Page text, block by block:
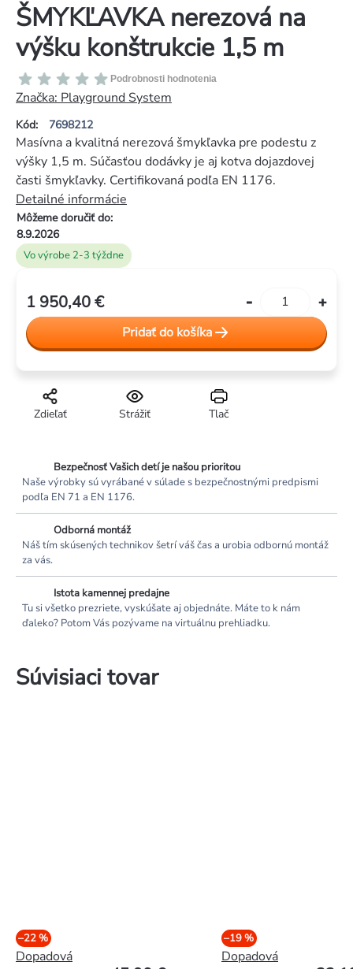
ŠMYKĽAVKA nerezová na
výšku konštrukcie 1,5 m
Kód: 7698212
Priemerné
hodnotenie
produktu
je
0,0
z
5
hviezdičiek.
Podrobnosti hodnotenia
Značka: Playground System
Vo výrobe 2-3 týždne
Môžeme doručiť do:
8.9.2026
Masívna a kvalitná nerezová šmykľavka pre podestu z
výšky 1,5 m. Súčasťou dodávky je aj kotva dojazdovej
časti šmykľavky. Certifikovaná podľa EN 1176.
Detailné informácie
Tlač
Strážiť
Zdieľať
1 950,40 €
cena:
Pridať do košíka
Bezpečnosť Vašich detí je našou prioritou
Naše výrobky sú vyrábané v súlade s bezpečnostnými predpismi
podľa EN 71 a EN 1176.
Odborná montáž
Náš tím skúsených technikov šetrí váš čas a urobia odbornú montáž
za vás.
Istota kamennej predajne
Tu si všetko prezriete, vyskúšate aj objednáte. Máte to k nám
ďaleko? Potom Vás pozývame na virtuálnu prehliadku.
Súvisiaci tovar
–22 %
Dopadová
–19 %
Dopadová